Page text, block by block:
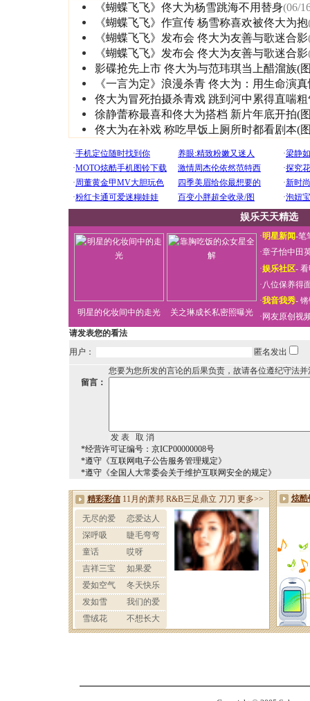
《蝴蝶飞飞》佟大为杨雪跳海不用替身(06/
《蝴蝶飞飞》作宣传 杨雪称喜欢被佟大为抱
《蝴蝶飞飞》发布会 佟大为友善与歌迷合影
《蝴蝶飞飞》发布会 佟大为友善与歌迷合影
影碟抢先上市 佟大为与范玮琪当上醋溜族(
《一言为定》浪漫杀青 佟大为：用生命演
佟大为冒死拍摄杀青戏 跳到河中累得直喘粗
徐静蕾称最喜和佟大为搭档 新片年底开拍(
佟大为在补戏 称吃早饭上厕所时都看剧本(
娱乐天天精选
明星的化妆间中的走光 关之琳成长私密照曝光
·明星新闻-笔
·章子怡中田
·娱乐社区-看
·八位保养得
·我音我秀-
· 网友原创视
请发表您的看法
用户：
匿名发出
您要为您所发的言论的后果负责，故请各位遵纪守法
留言：
*经营许可证编号：京ICP00000008号
*遵守《互联网电子公告服务管理规定》
*遵守《全国人大常委会关于维护互联网安全的规定》